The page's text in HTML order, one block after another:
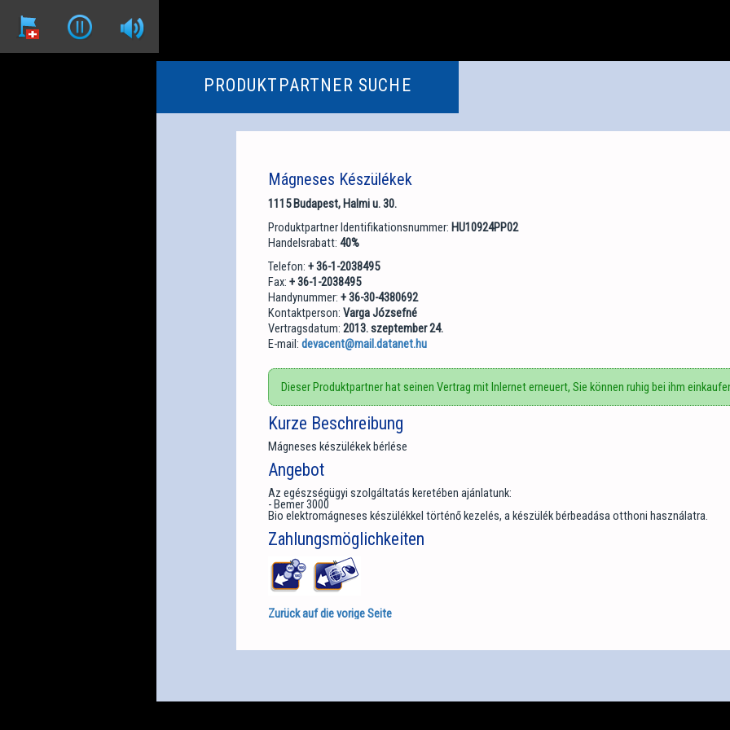
PRODUKTPARTNER SUCHE
Mágneses Készülékek
1115 Budapest, Halmi u. 30.
Produktpartner Identifikationsnummer: HU10924PP02
Handelsrabatt: 40%
Telefon: + 36-1-2038495
Fax: + 36-1-2038495
Handynummer: + 36-30-4380692
Kontaktperson: Varga Józsefné
Vertragsdatum: 2013. szeptember 24.
E-mail: devacent@mail.datanet.hu
Dieser Produktpartner hat seinen Vertrag mit Inlernet erneuert, Sie können ruhig bei ihm
Kurze Beschreibung
Mágneses készülékek bérlése
Angebot
Az egészségügyi szolgáltatás keretében ajánlatunk:
- Bemer 3000
Bio elektromágneses készülékkel történő kezelés, a készülék bérbeadása otthoni használatra.
Zahlungsmöglichkeiten
Zurück auf die vorige Seite